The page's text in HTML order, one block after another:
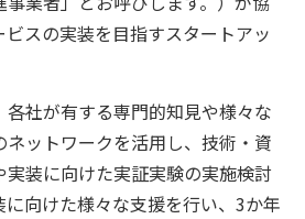
スの実装を目指すスタートアッ
社が有する専門的知見や様々な
ットワークを活用し、技術・資
装に向けた実証実験の実施検討
向けた様々な支援を行い、3か年